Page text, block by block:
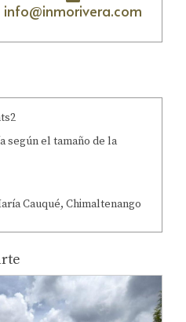
info@inmorivera.com
según el tamaño de la
Cauqué, Chimaltenango